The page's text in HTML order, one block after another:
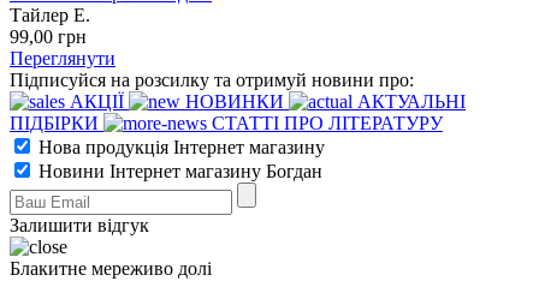
Тайлер Е.
99,00 грн
Переглянути
Підписуйся на розсилку та отримуй новини про:
АКЦІЇ
НОВИНКИ
АКТУАЛЬНІ
ПІДБІРКИ
СТАТТІ ПРО ЛІТЕРАТУРУ
Нова продукція Інтернет магазину
Новини Інтернет магазину Богдан
Залишити відгук
Блакитне мереживо долі